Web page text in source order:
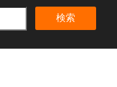
検索